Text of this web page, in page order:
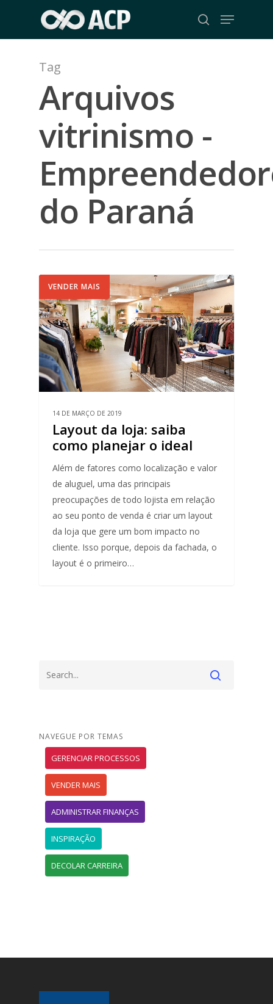
main
search
Menu
Tag
Arquivos
vitrinismo -
do Paraná
VENDER MAIS
14 DE MARÇO DE 2019
Layout da loja: saiba
como planejar o ideal
Além de fatores como localização e valor
de aluguel, uma das principais
preocupações de todo lojista em relação
ao seu ponto de venda é criar um layout
da loja que gere um bom impacto no
cliente. Isso porque, depois da fachada, o
layout é o primeiro…
NAVEGUE POR TEMAS
GERENCIAR PROCESSOS
VENDER MAIS
ADMINISTRAR FINANÇAS
INSPIRAÇÃO
DECOLAR CARREIRA
Close